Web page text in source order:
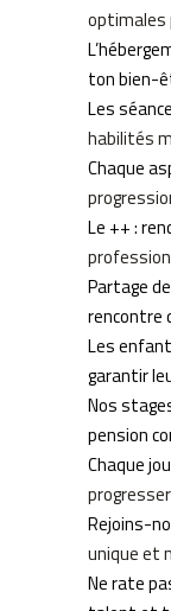
optimales
ton bien-
Les
habilités
Chaque
Le ++ :
Partage
rencontre
Les
garantir
Nos
pension
Chaque
Rejoins-
unique et
Ne rate